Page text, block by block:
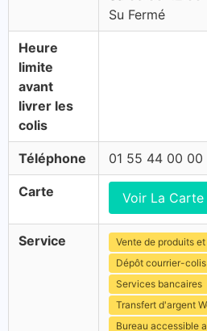
Su Fermé
Heure
limite
avant
livrer les
colis
Téléphone 01 55 44 00 00
Carte Voir La Carte
Service
Vente de produits
Dépôt courrier-colis
Services bancaires
Transfert d'argent
Bureau accessible